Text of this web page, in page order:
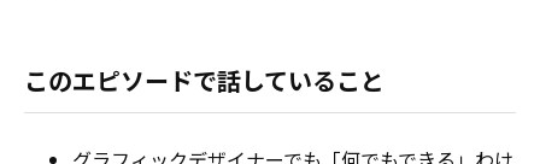
このエピソードで話していること